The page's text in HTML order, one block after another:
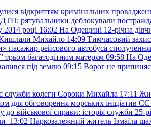
відкриттям кримінальних
рятувальники деблокували
2014 році 16:02 На Одещині 12-річна
Кишлали Михайло 14:09 Тимчасовий
пасажир рейсового автобуса
трьом багатодітним матерям 09:58 На
під землю 09:15 Ворог не
служби колеги Сороки Михайла 17:11
для обговорення морських ініціатив ЄС
до військової справи: історія служби
13:02 Наркозалежний житель Ізмаїла